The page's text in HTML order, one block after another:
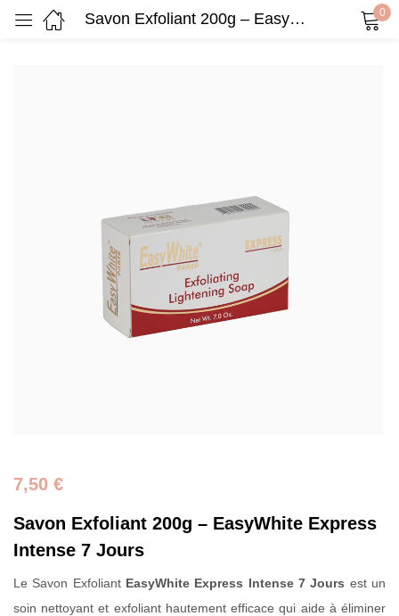
Savon Exfoliant 200g – EasyWhite Express Intense 7 Jours 0
7,50 €
Savon Exfoliant 200g – EasyWhite Express
Intense 7 Jours
Le Savon Exfoliant EasyWhite Express Intense 7 Jours est un
soin nettoyant et exfoliant hautement efficace qui aide à éliminer
Log in
Create an account